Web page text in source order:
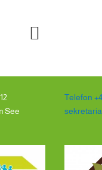
See
Telefon